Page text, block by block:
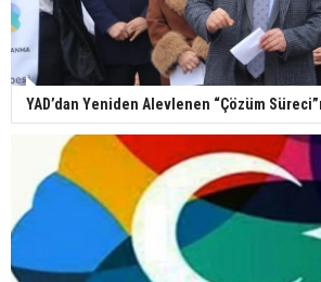
YAD’dan Yeniden Alevlenen “Çözüm